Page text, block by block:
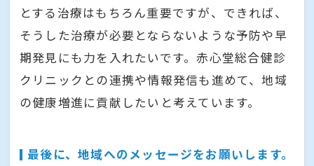
とする治療はもちろん重要ですが、できれば、
そうした治療が必要とならないような予防や早
期発見にも力を入れたいです。赤心堂総合健診
クリニックとの連携や情報発信も進めて、地域
の健康増進に貢献したいと考えています。
最後に、地域へのメッセージをお願いします。